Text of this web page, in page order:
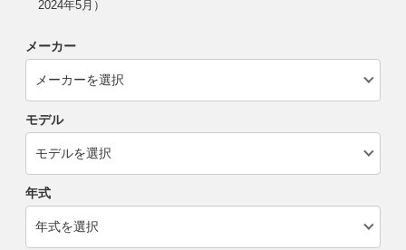
2024年5月）
メーカー
モデル
年式